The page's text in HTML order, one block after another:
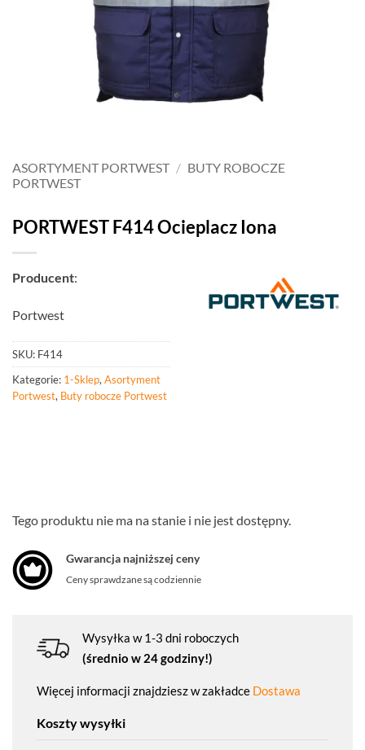
ASORTYMENT PORTWEST / BUTY ROBOCZE
PORTWEST
PORTWEST F414 Ocieplacz Iona
Producent:
Portwest
SKU: F414
Kategorie: 1-Sklep,Asortyment
Portwest, Buty robocze Portwest
Tego produktu nie ma na stanie i nie jest dostępny.
Gwarancja najniższej ceny
Ceny sprawdzane są codziennie
Wysyłka w 1-3 dni roboczych
(średnio w 24 godziny!)
Więcej informacji znajdziesz w zakładce Dostawa
Koszty wysyłki